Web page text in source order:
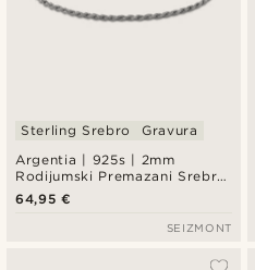
Argentia | 925s | 2mm
Rodijumski Premazani Srebrni
Uže Narukvica
Sterling Srebro Gravura
64,95 €
SEIZMONT